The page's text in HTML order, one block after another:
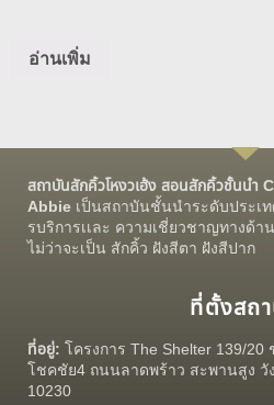
อ่านเพิ่ม
สถาบันสักคิ้วโหงวเฮ้ง สอนสักคิ้วชั้นน
Abbie เป็นสถาบันชั้นนำระดับประเ
รบริการเเละ ความเชี่ยวชาญทางด้า
ไม่ว่าจะเป็น สักคิ้ว ฝังสีตา ฝังสีปาก
ที่ตั้งสถ
ที่อยู่: โครงการ The Shelter 139/
โชคชัย4 ถนนลาดพร้าว สะพานสูง วั
10230